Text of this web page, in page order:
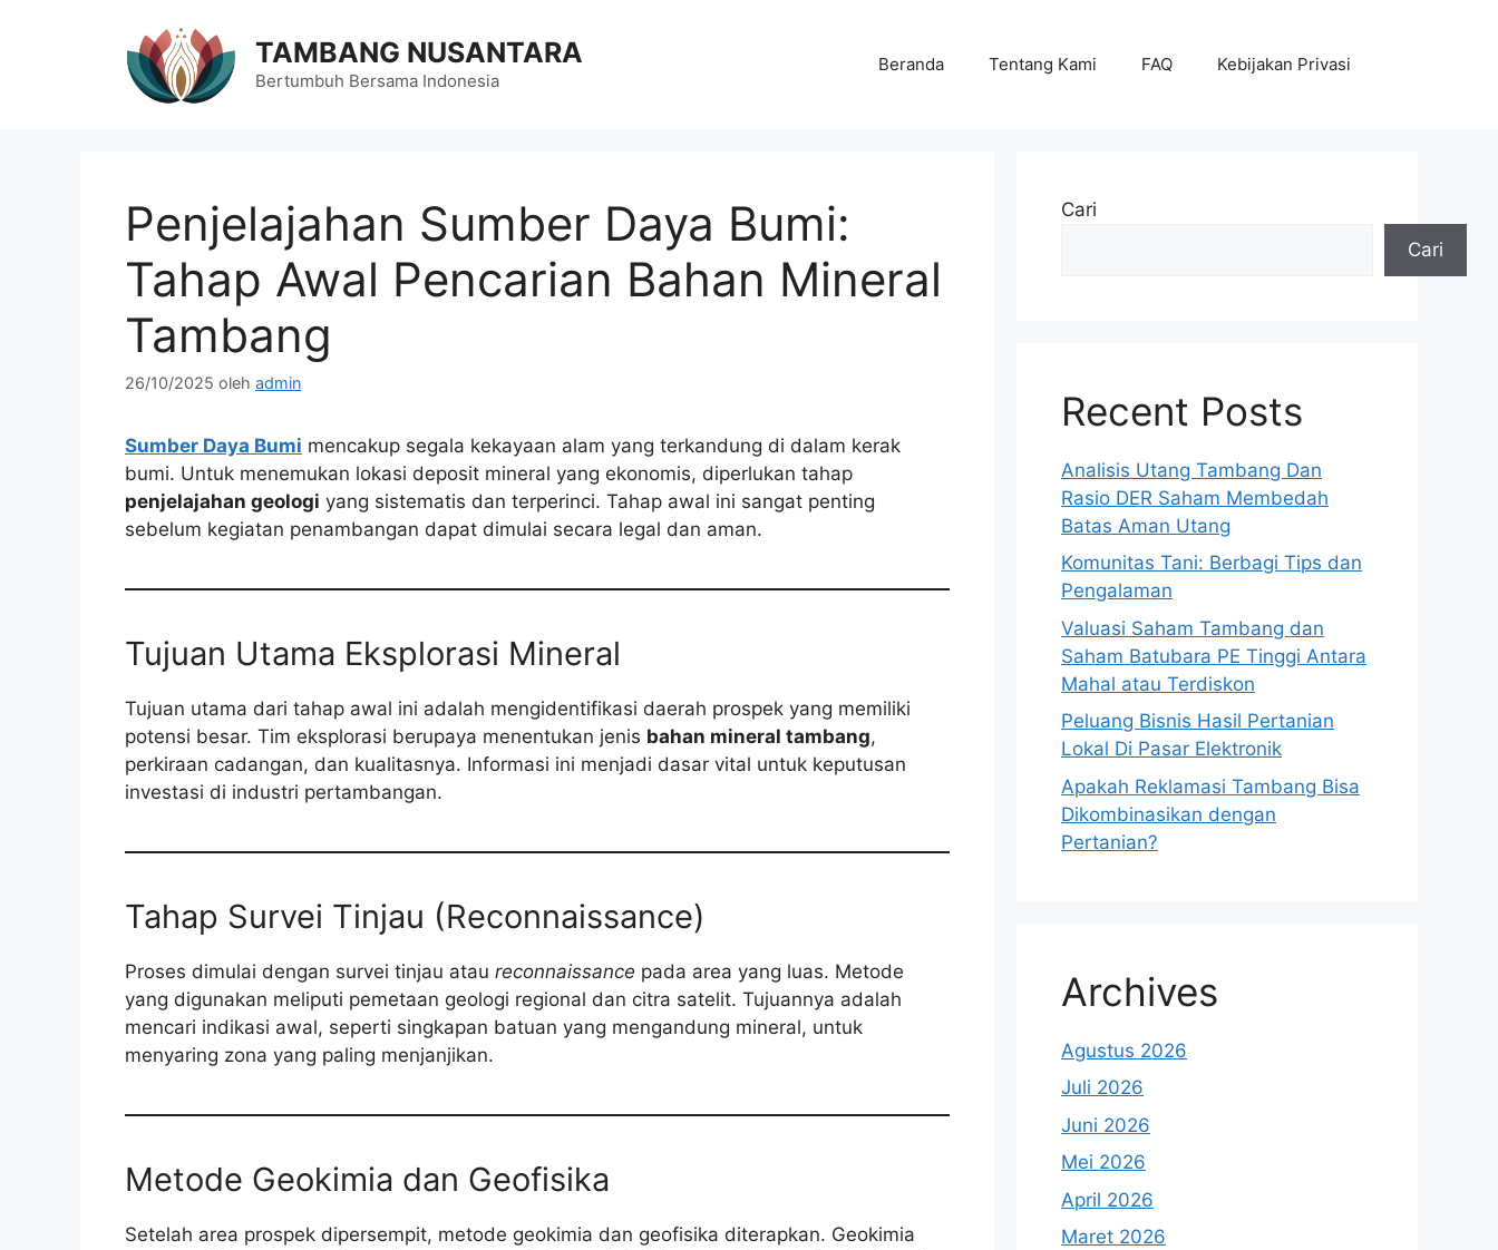
TAMBANG NUSANTARA
Bertumbuh Bersama Indonesia
Beranda Tentang Kami FAQ Kebijakan Privasi
Penjelajahan Sumber Daya Bumi:
Tahap Awal Pencarian Bahan Mineral
Tambang
26/10/2025 oleh admin
Sumber Daya Bumi mencakup segala kekayaan alam yang terkandung di dalam kerak
bumi. Untuk menemukan lokasi deposit mineral yang ekonomis, diperlukan tahap
penjelajahan geologi yang sistematis dan terperinci. Tahap awal ini sangat penting
sebelum kegiatan penambangan dapat dimulai secara legal dan aman.
Tujuan Utama Eksplorasi Mineral
Tujuan utama dari tahap awal ini adalah mengidentifikasi daerah prospek yang memiliki
potensi besar. Tim eksplorasi berupaya menentukan jenis bahan mineral tambang,
perkiraan cadangan, dan kualitasnya. Informasi ini menjadi dasar vital untuk keputusan
investasi di industri pertambangan.
Tahap Survei Tinjau (Reconnaissance)
Proses dimulai dengan survei tinjau atau reconnaissance pada area yang luas. Metode
yang digunakan meliputi pemetaan geologi regional dan citra satelit. Tujuannya adalah
mencari indikasi awal, seperti singkapan batuan yang mengandung mineral, untuk
menyaring zona yang paling menjanjikan.
Metode Geokimia dan Geofisika
Setelah area prospek dipersempit, metode geokimia dan geofisika diterapkan. Geokimia
Cari
Cari
Recent Posts
Analisis Utang Tambang Dan
Rasio DER Saham Membedah
Batas Aman Utang
Komunitas Tani: Berbagi Tips dan
Pengalaman
Valuasi Saham Tambang dan
Saham Batubara PE Tinggi Antara
Mahal atau Terdiskon
Peluang Bisnis Hasil Pertanian
Lokal Di Pasar Elektronik
Apakah Reklamasi Tambang Bisa
Dikombinasikan dengan
Pertanian?
Archives
Agustus 2026
Juli 2026
Juni 2026
Mei 2026
April 2026
Maret 2026